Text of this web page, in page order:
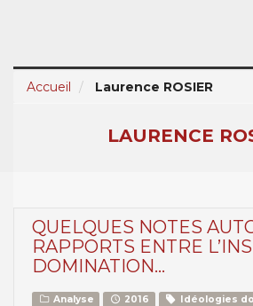
Accueil
Laurence ROSIER
LAURENCE
QUELQUES NOTES
RAPPORTS ENTRE
DOMINATION…
Analyse 2016
Idéologies